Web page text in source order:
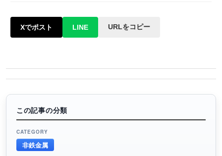
Xでポスト LINE URLをコピー
この記事の分類
CATEGORY
非鉄金属